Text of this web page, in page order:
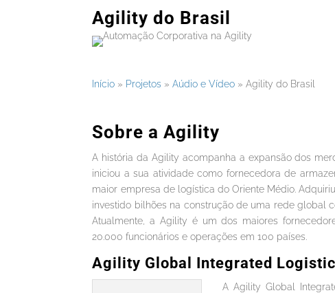
Agility do Brasil
Início » Projetos »Aúdio e Vídeo »Agility do Brasil
Sobre a Agility
A história da Agility acompanha a expansão dos
iniciou a sua atividade como fornecedora de
maior empresa de logística do Oriente Médio.
investido bilhões na construção de uma rede global
Atualmente, a Agility é um dos maiores
20.000 funcionários e operações em 100 países.
Agility Global Integrated
A Agility Global